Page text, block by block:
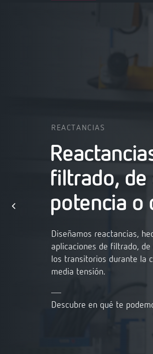
REACTANCIAS
filtrado, de
potencia o
Diseñamos reactancias,
aplicaciones de filtrado,
los transitorios durante la
media tensión.
Descubre en qué te